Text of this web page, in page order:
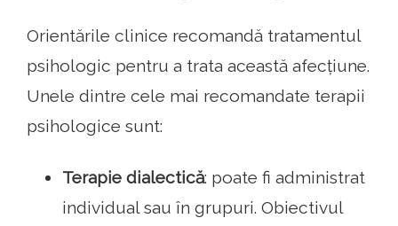
Orientările clinice recomandă tratamentul
psihologic pentru a trata această afecțiune.
Unele dintre cele mai recomandate terapii
psihologice sunt:
Terapie dialectică: poate fi administrat
individual sau în grupuri. Obiectivul